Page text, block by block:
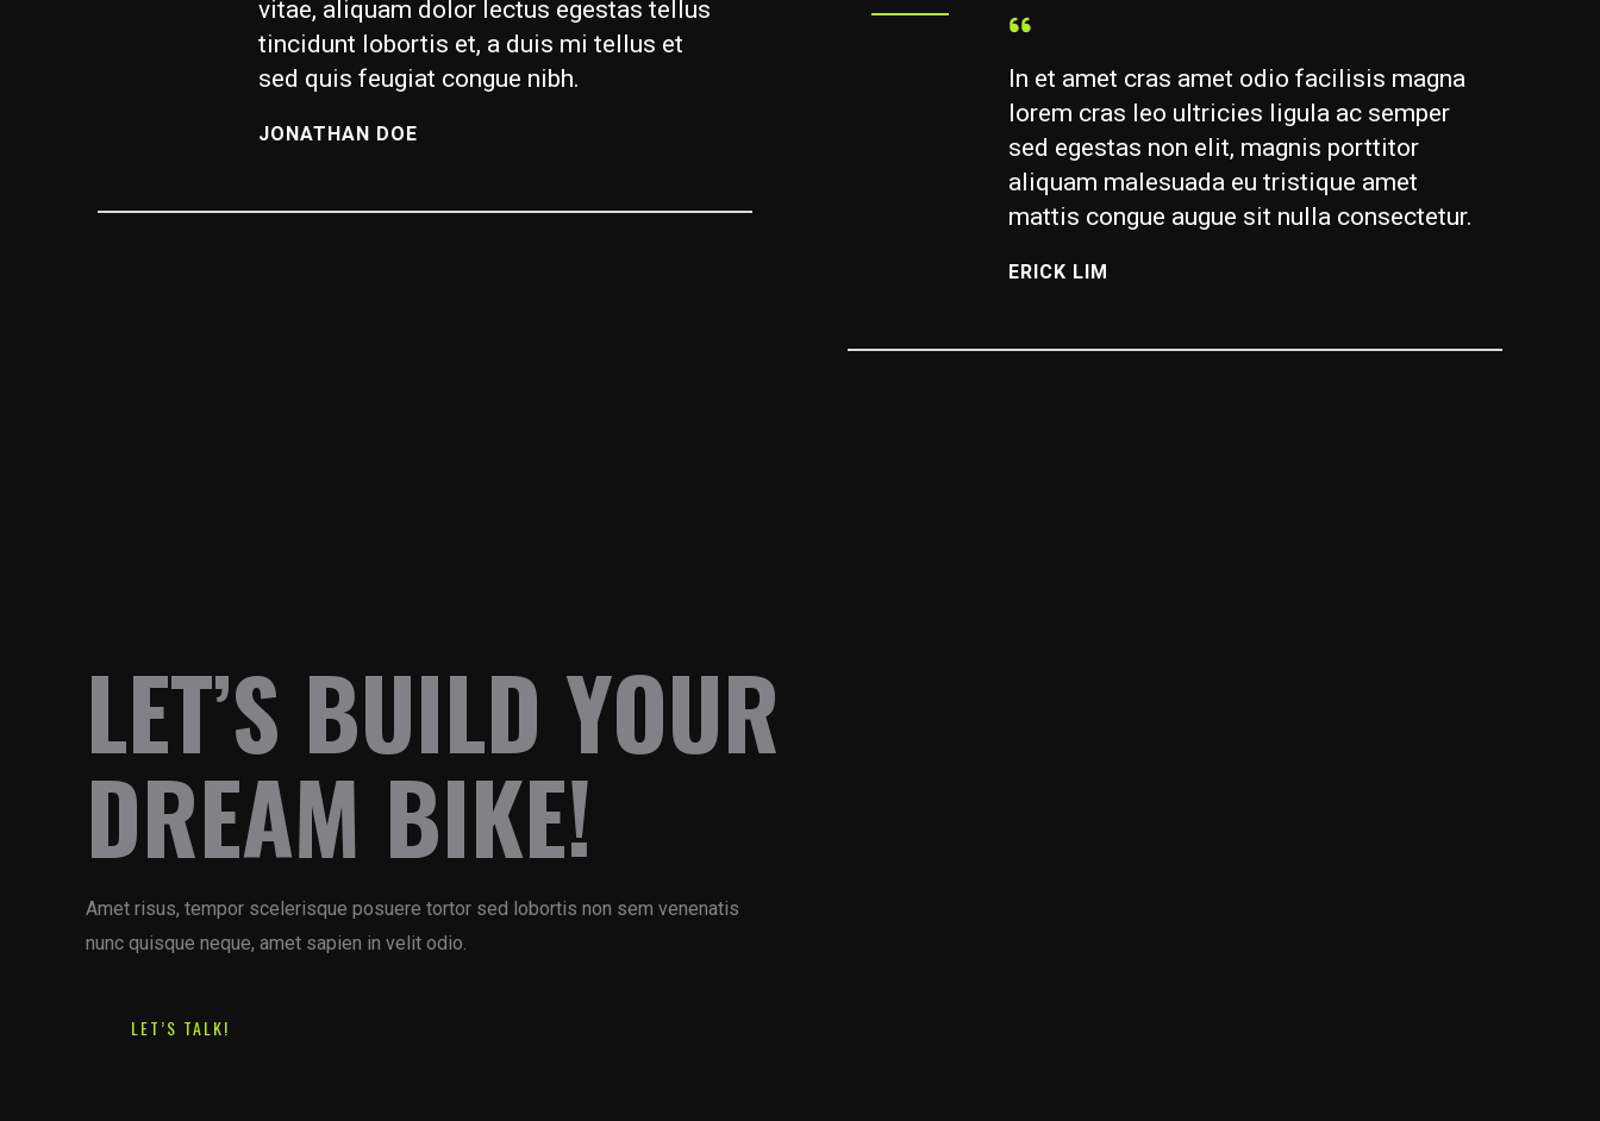
vitae, aliquam dolor lectus egestas tellus
tincidunt lobortis et, a duis mi tellus et
sed quis feugiat congue nibh.
JONATHAN DOE
In et amet cras amet odio facilisis magna
lorem cras leo ultricies ligula ac semper
sed egestas non elit, magnis porttitor
aliquam malesuada eu tristique amet
mattis congue augue sit nulla consectetur.
ERICK LIM
LET’S BUILD YOUR
DREAM BIKE!
Amet risus, tempor scelerisque posuere tortor sed lobortis non sem venenatis
nunc quisque neque, amet sapien in velit odio.
LET’S TALK!